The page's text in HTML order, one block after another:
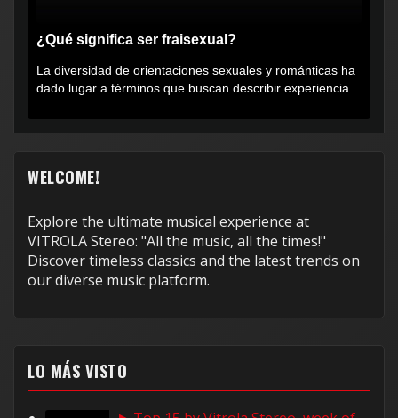
¿Qué significa ser fraisexual?
La diversidad de orientaciones sexuales y románticas ha
dado lugar a términos que buscan describir experiencias
WELCOME!
Explore the ultimate musical experience at
VITROLA Stereo: "All the music, all the times!"
Discover timeless classics and the latest trends on
our diverse music platform.
LO MÁS VISTO